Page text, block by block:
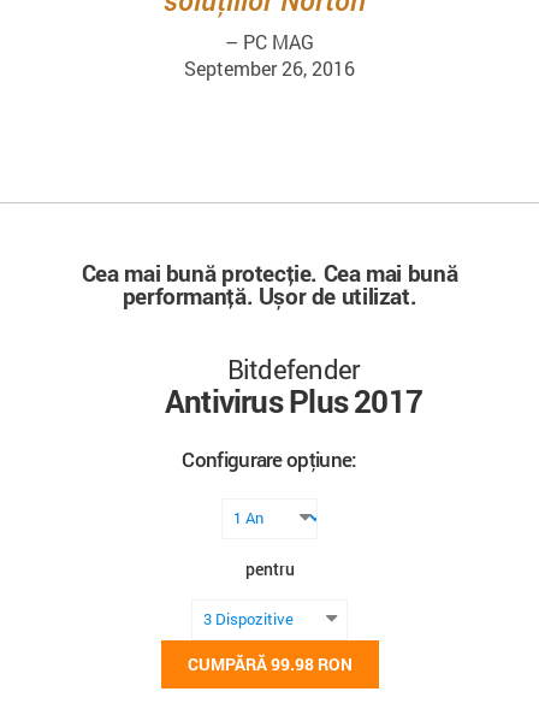
– PC MAG
September 26, 2016
Cea mai bună protecție. Cea mai bună
performanță. Ușor de utilizat.
Bitdefender
Antivirus Plus 2017
Configurare opțiune:
pentru
CUMPĂRĂ99.98 RON